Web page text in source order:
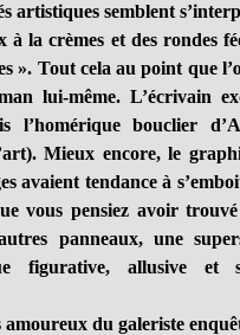
artistiques semblent
à la crèmes et des rondes
». Tout cela au point que
lui-même. L’écrivain
l’homérique bouclier
Mieux encore, le
avaient tendance à
vous pensiez avoir
panneaux, une
figurative, allusive et
du galeriste